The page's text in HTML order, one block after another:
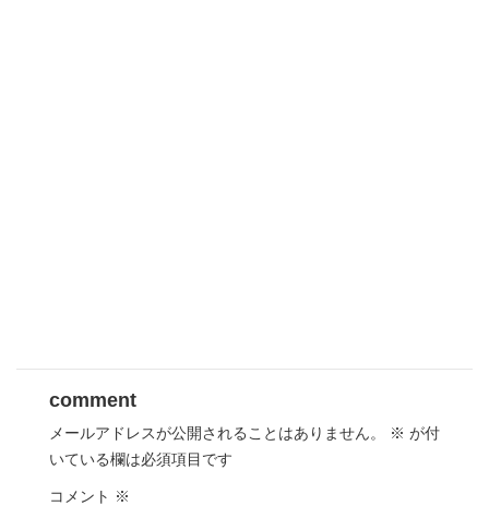
comment
メールアドレスが公開されることはありません。 ※ が付
いている欄は必須項目です
コメント ※